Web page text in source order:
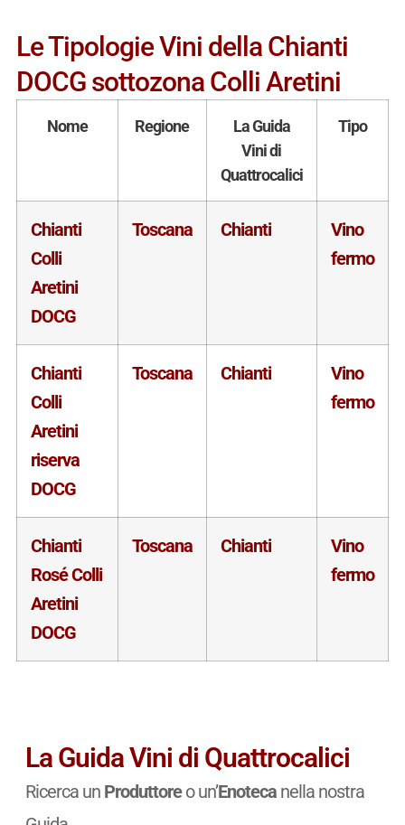
Le Tipologie Vini della Chianti
DOCG sottozona Colli Aretini
Nome Regione
La Guida
Vini di
Quattrocalici
Tipo
Chianti
Colli
Aretini
DOCG
Toscana Chianti
Vino
fermo
Chianti
Colli
Aretini
riserva
DOCG
Toscana Chianti
Vino
fermo
Chianti
Rosé Colli
Aretini
DOCG
Toscana Chianti
Vino
fermo
La Guida Vini di Quattrocalici
Ricerca un Produttoreo un’Enotecanella nostra